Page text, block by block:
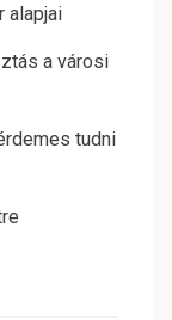
alapjai
a városi
tudni